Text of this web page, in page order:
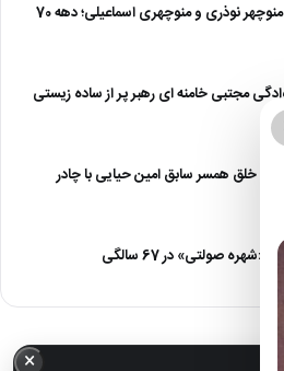
نوذری و منوچهری اسماعیلی؛ دهه 70
مجتبی خامنه ای رهبر پر از ساده زیستی
خلق همسر سابق امین حیایی با چادر
صولتی» در 67 سالگی
×